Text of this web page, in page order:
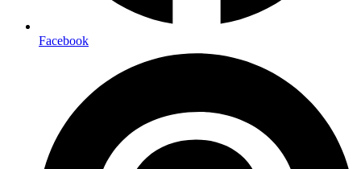
Facebook